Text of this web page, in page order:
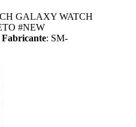
GALAXY WATCH
#NEW
Fabricante: SM-